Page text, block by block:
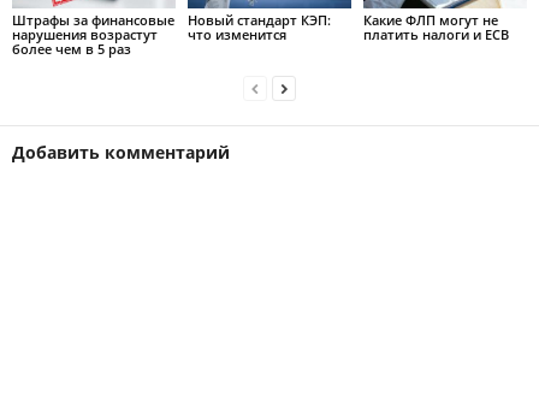
Штрафы за финансовые
нарушения возрастут
более чем в 5 раз
Новый стандарт КЭП:
что изменится
Какие ФЛП могут не
платить налоги и ЕСВ
Добавить комментарий